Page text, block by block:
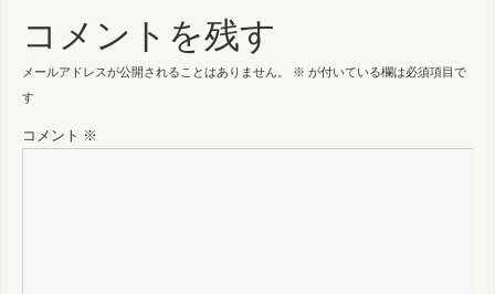
コメントを残す
メールアドレスが公開されることはありません。 ※ が付いている欄は必須項目で
す
コメント ※